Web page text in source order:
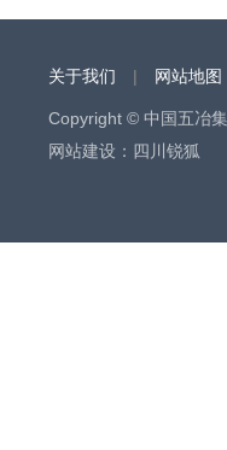
关于我们 | 网站地图
Copyright © 中国五冶
网站建设 ： 四川锐狐